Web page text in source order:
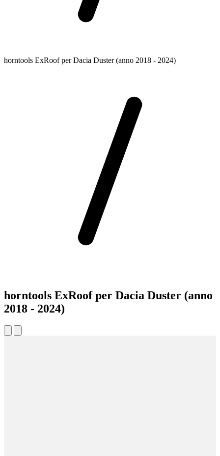
horntools ExRoof per Dacia Duster (anno 2018 - 2024)
horntools ExRoof per Dacia Duster (anno
2018 - 2024)